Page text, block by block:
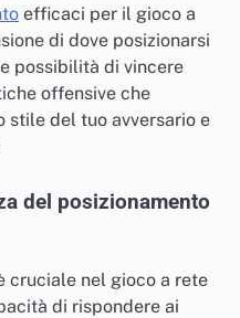
efficaci per il gioco a
di dove posizionarsi
possibilità di vincere
offensive che
stile del tuo avversario e
del posizionamento
cruciale nel gioco a rete
di rispondere ai